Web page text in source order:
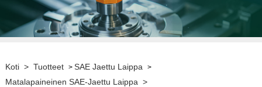
Koti > Tuotteet > SAE Jaettu Laippa >
Matalapaineinen SAE-Jaettu Laippa >